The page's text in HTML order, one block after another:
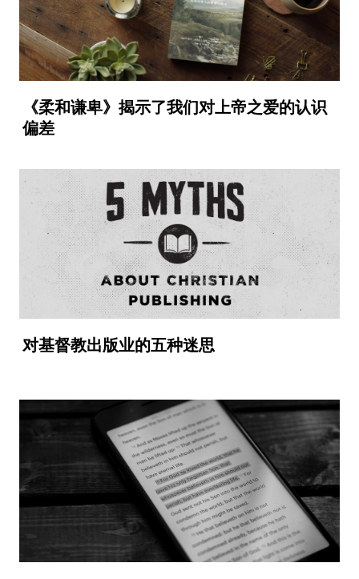
《柔和谦卑》揭示了我们对上帝之爱的认识
偏差
对基督教出版业的五种迷思